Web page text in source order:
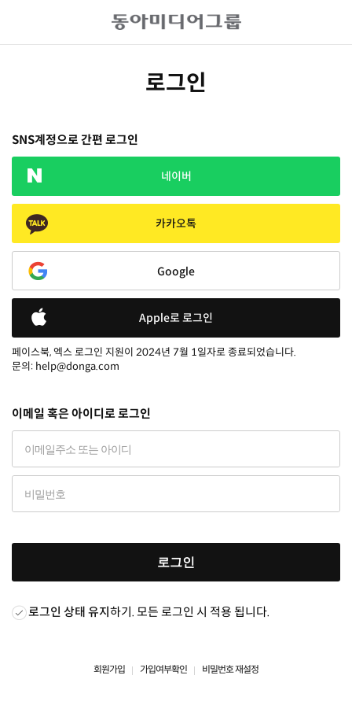
로그인
SNS계정으로 간편 로그인
네이버
카카오톡
Google
Apple로 로그인
페이스북, 엑스 로그인 지원이 2024년 7월 1일자로 종료되었습니다.
문의: help@donga.com
이메일 혹은 아이디로 로그인
로그인
로그인 상태 유지하기. 모든 로그인 시 적용 됩니다.
회원가입 가입여부확인 비밀번호 재설정